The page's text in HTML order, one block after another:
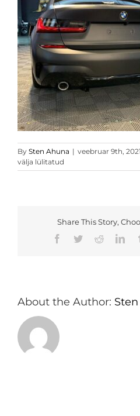
By Sten Ahuna | veebruar 9th, 2021
välja lülitatud
Share This Story,
Facebook
TwitterReddit
About the Author: